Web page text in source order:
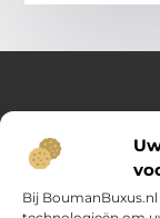
Bij
Over
Jouw startpunt
Op Opelweb.nl
content die je